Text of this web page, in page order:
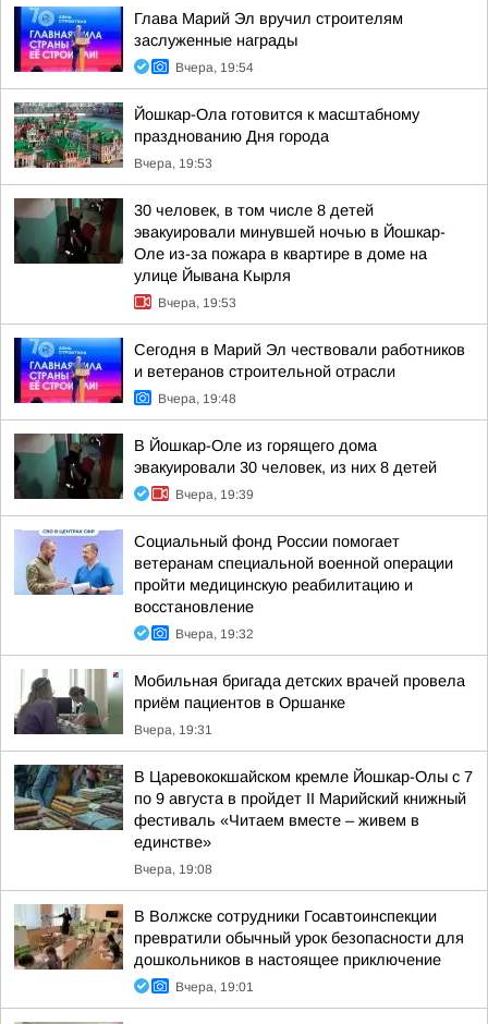
Глава Марий Эл вручил строителям
заслуженные награды
Вчера, 19:54
Йошкар-Ола готовится к масштабному
празднованию Дня города
Вчера, 19:53
30 человек, в том числе 8 детей
эвакуировали минувшей ночью в Йошкар-
Оле из-за пожара в квартире в доме на
улице Йывана Кырля
Вчера, 19:53
Сегодня в Марий Эл чествовали работников
и ветеранов строительной отрасли
Вчера, 19:48
В Йошкар-Оле из горящего дома
эвакуировали 30 человек, из них 8 детей
Вчера, 19:39
Социальный фонд России помогает
ветеранам специальной военной операции
пройти медицинскую реабилитацию и
восстановление
Вчера, 19:32
Мобильная бригада детских врачей провела
приём пациентов в Оршанке
Вчера, 19:31
В Царевококшайском кремле Йошкар-Олы с 7
по 9 августа в пройдет II Марийский книжный
фестиваль «Читаем вместе – живем в
единстве»
Вчера, 19:08
В Волжске сотрудники Госавтоинспекции
превратили обычный урок безопасности для
дошкольников в настоящее приключение
Вчера, 19:01